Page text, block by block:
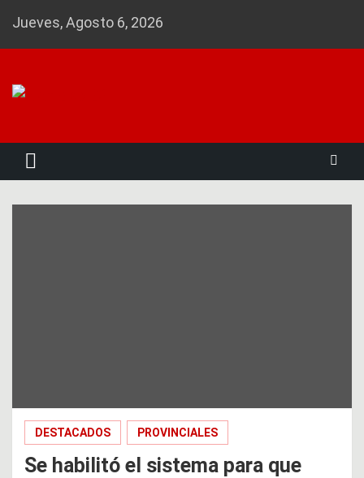
Jueves, Agosto 6, 2026
DESTACADOS PROVINCIALES
Se habilitó el sistema para que